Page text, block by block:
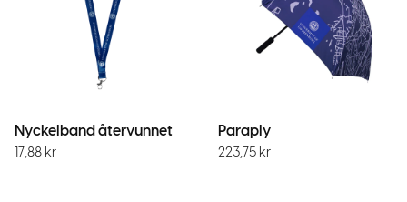
Nyckelband återvunnet
17,88 kr
Paraply
223,75 kr